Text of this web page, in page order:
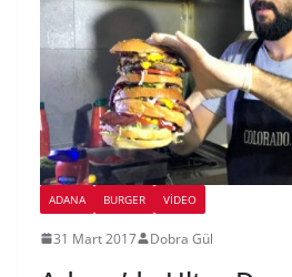
ADANA BURGER VIDEO
31 Mart 2017 Dobra Gül